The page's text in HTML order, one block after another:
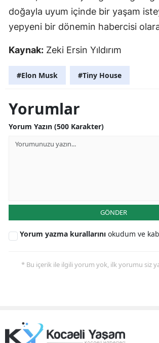
doğayla uyum içinde bir yaşam
yepyeni bir dönemin habercisi
Kaynak: Zeki Ersin Yıldırım
#Elon Musk #Tiny House
Yorumlar
Yorum Yazın (500 Karakter)
GÖNDER
Yorum yazma kurallarını okudum ve
* Bu içerik ile ilgili yorum yok, ilk yorumu siz